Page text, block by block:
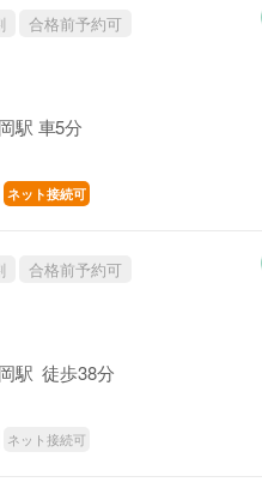
合格前予約可
駅 車5分
ネット接続可
合格前予約可
駅 徒歩38分
ネット接続可